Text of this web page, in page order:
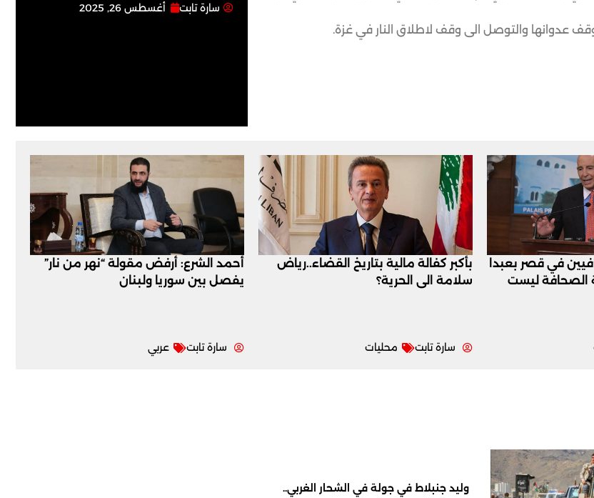
سارة تابت أغسطس 26, 2025
عدوانها والتوصل الى وقف لاطلاق النار في غزة.
في قصر بعبدا
الصحافة ليست
بأكبر كفالة مالية بتاريخ القضاء..رياض
سلامة الى الحرية؟
سارة تابت محليات
أحمد الشرع: أرفض مقولة “نهر من نار”
يفصل بين سوريا ولبنان
سارة تابت عربي
وليد جنبلاط في جولة في الشحار الغربي..